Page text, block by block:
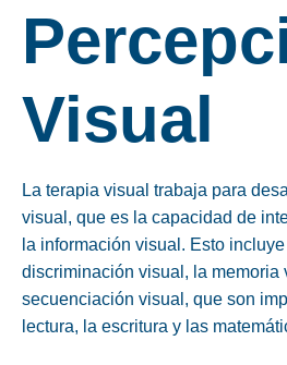
Visual
La terapia visual trabaja para
visual, que es la capacidad de
la información visual. Esto
discriminación visual, la memoria
secuenciación visual, que son
lectura, la escritura y las